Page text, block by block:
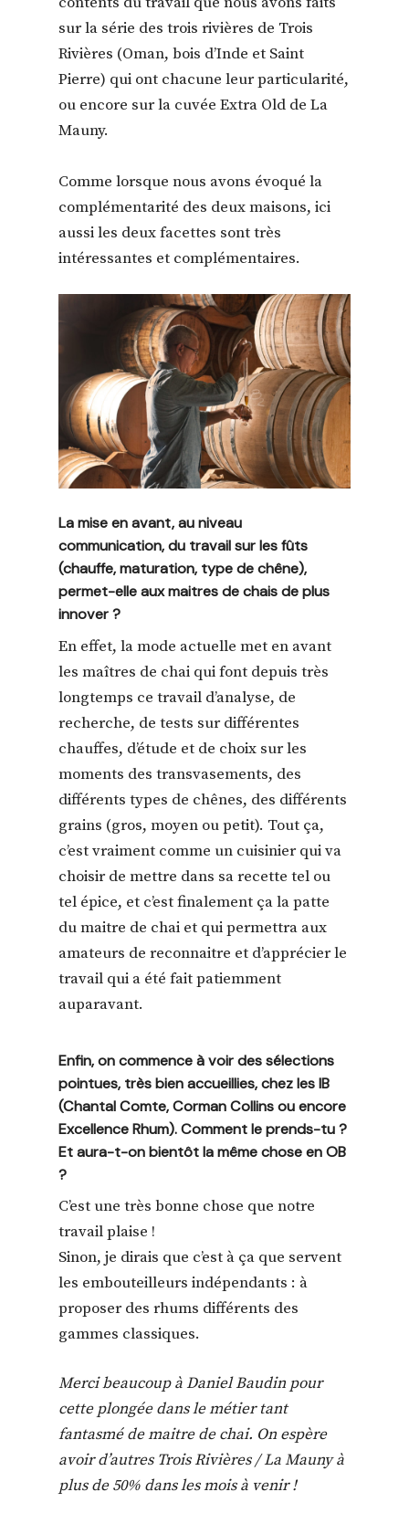
sur la série des trois rivières de Trois
Rivières (Oman, bois d’Inde et Saint
Pierre) qui ont chacune leur particularité,
ou encore sur la cuvée Extra Old de La
Mauny.
Comme lorsque nous avons évoqué la
complémentarité des deux maisons, ici
aussi les deux facettes sont très
intéressantes et complémentaires.
La mise en avant, au niveau
communication, du travail sur les fûts
(chauffe, maturation, type de chêne),
permet-elle aux maitres de chais de plus
innover ?
En effet, la mode actuelle met en avant
les maîtres de chai qui font depuis très
longtemps ce travail d’analyse, de
recherche, de tests sur différentes
chauffes, d’étude et de choix sur les
moments des transvasements, des
différents types de chênes, des différents
grains (gros, moyen ou petit). Tout ça,
c’est vraiment comme un cuisinier qui va
choisir de mettre dans sa recette tel ou
tel épice, et c’est finalement ça la patte
du maitre de chai et qui permettra aux
amateurs de reconnaitre et d’apprécier le
travail qui a été fait patiemment
auparavant.
Enfin, on commence à voir des sélections
pointues, très bien accueillies, chez les IB
(Chantal Comte, Corman Collins ou encore
Excellence Rhum). Comment le prends-tu ?
Et aura-t-on bientôt la même chose en OB
?
C’est une très bonne chose que notre
travail plaise !
Sinon, je dirais que c’est à ça que servent
les embouteilleurs indépendants : à
proposer des rhums différents des
gammes classiques.
Merci beaucoup à Daniel Baudin pour
cette plongée dans le métier tant
fantasmé de maitre de chai. On espère
avoir d’autres Trois Rivières / La Mauny à
plus de 50% dans les mois à venir !